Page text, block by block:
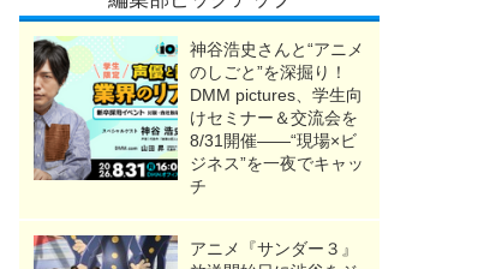
神谷浩史さんと“アニメ
のしごと”を深掘り！
DMM pictures、学生向
けセミナー＆交流会を
8/31開催――“現場×ビ
ジネス”を一夜でキャッ
チ
アニメ『サンダー３』